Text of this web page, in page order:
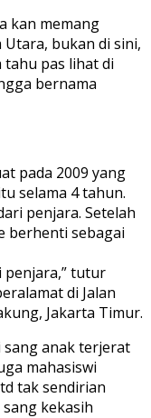
kan memang
bukan di sini,
tahu pas lihat di
bernama
pada 2009 yang
selama 4 tahun.
penjara. Setelah
berhenti sebagai
penjara,” tutur
di Jalan
Jakarta Timur.
sang anak terjerat
mahasiswi
tak sendirian
kekasih